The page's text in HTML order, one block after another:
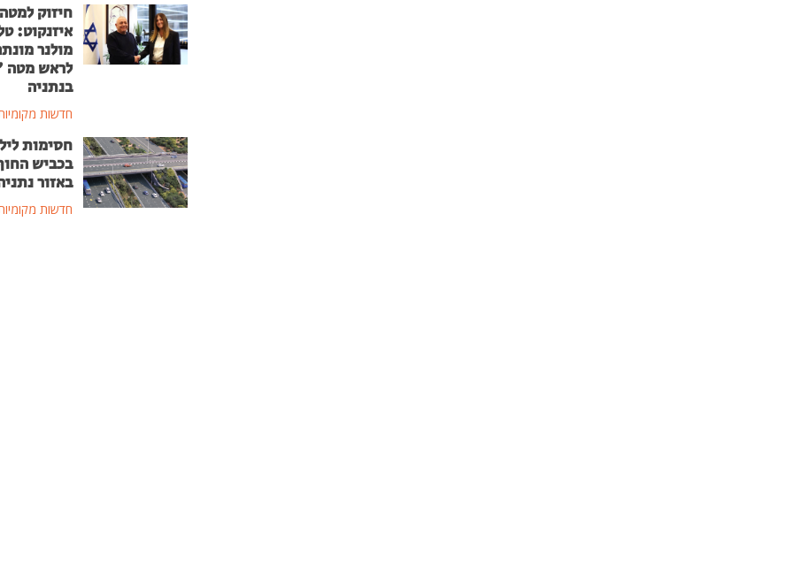
חיזוק למטה
איזנקוט:
מולנר
לראש
בנתניה
חדשות
חסימות
בכביש
באזור
חדשות